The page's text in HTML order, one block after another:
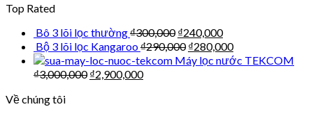
Top Rated
Bô 3 lõi lọc thường₫300,000 ₫240,000
Bộ 3 lõi lọc Kangaroo₫290,000 ₫280,000
Máy lọc nước TEKCOM
₫3,000,000 ₫2,900,000
Về chúng tôi